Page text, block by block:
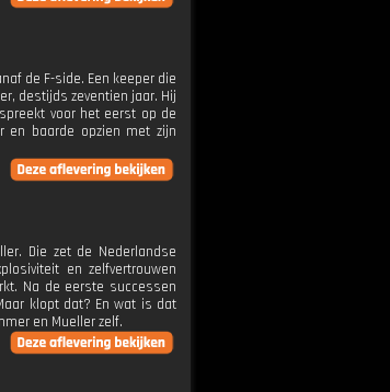
de F-side. Een keeper die
destijds zeventien jaar. Hij
voor het eerst op de
en baarde opzien met zijn
Die zet de Nederlandse
en zelfvertrouwen
Na de eerste successen
klopt dat? En wat is dat
en Mueller zelf.